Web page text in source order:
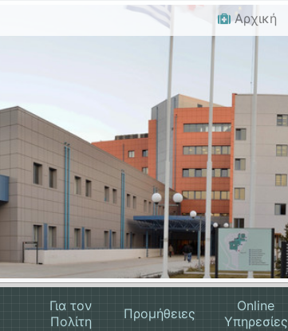
Αρχική
Για τον
Πολίτη
Προμήθειες
Online
Υπηρεσίες